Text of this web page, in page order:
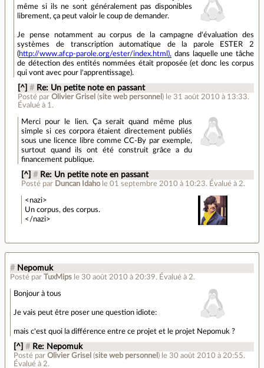
même si ils ne sont généralement pas disponibles
librement, ça peut valoir le coup de demander.
Je pense notamment au corpus de la campagne d'évaluation des
systèmes de transcription automatique de la parole ESTER 2
(http://www.afcp-parole.org/ester/index.html), dans laquelle une tâche
de détection des entités nommées était proposée (et donc les corpus
qui vont avec pour l'apprentissage).
[^] # Re: Un petite note en passant
Posté par Olivier Grisel (site web personnel ) le 31 août 2010 à 13:33.
Évalué à 1 .
Merci pour le lien. Ça serait quand même plus
simple si ces corpora étaient directement publiés
sous une licence libre comme CC-By par exemple,
surtout quand ils ont été construit grâce a du
financement publique.
[^] # Re: Un petite note en passant
Posté par Duncan Idaho le 01 septembre 2010 à 10:23. Évalué à 2.
<nazi>
Un corpus, des corpus.
</nazi>
# Nepomuk
Posté par TuxMips le 30 août 2010 à 20:39. Évalué à 2.
Bonjour à tous
Je vais peut être poser une question idiote:
mais c'est quoi la différence entre ce projet et le projet Nepomuk ?
[^] # Re: Nepomuk
Posté parOlivier Grisel (site web personnel ) le 30 août 2010 à 20:55.
Évalué à 2.